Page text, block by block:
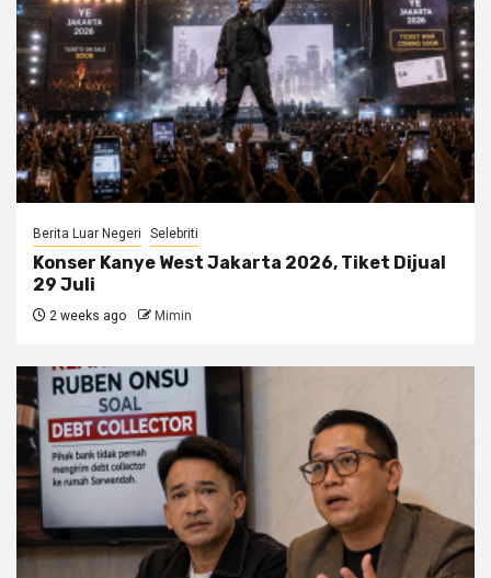
Berita Luar Negeri Selebriti
Konser Kanye West Jakarta 2026, Tiket Dijual
29 Juli
2 weeks ago Mimin